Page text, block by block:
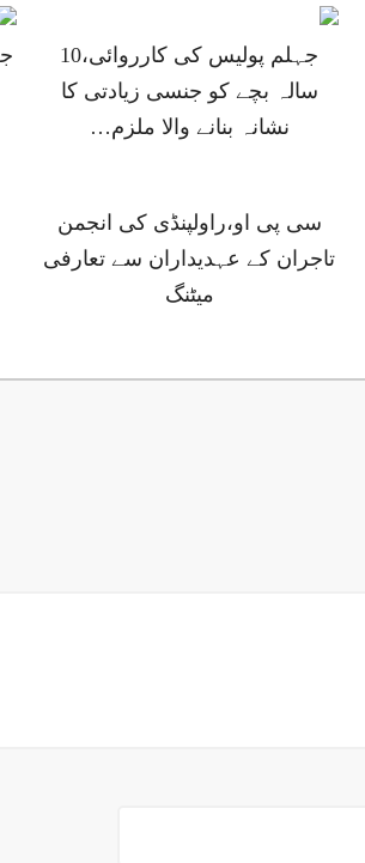
جہلم پولیس کی کارروائی،10
سالہ بچے کو جنسی زیادتی کا
نشانہ بنانے والا ملزم…
سی پی او،راولپنڈی کی انجمن
تاجران کے عہدیداران سے تعارفی
میٹنگ